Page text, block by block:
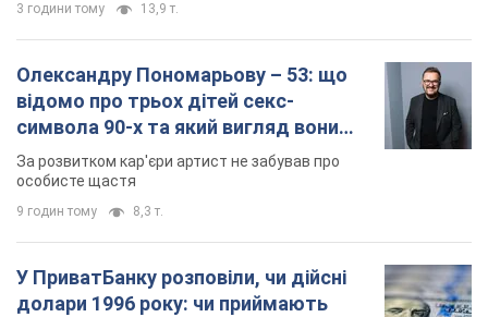
3 години тому 13,9 т.
Олександру Пономарьову – 53: що
відомо про трьох дітей секс-
символа 90-х та який вигляд вони
мають
За розвитком кар'єри артист не забував про
особисте щастя
9 годин тому 8,3 т.
У ПриватБанку розповіли, чи дійсні
долари 1996 року: чи приймають